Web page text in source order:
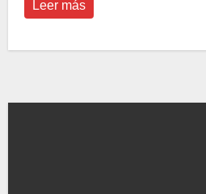
Leer más